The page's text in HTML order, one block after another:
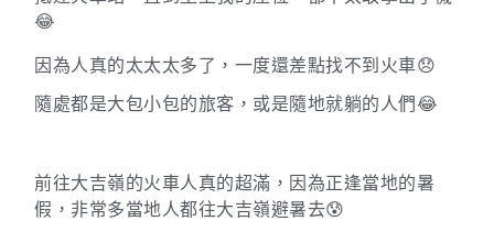
😂
因為人真的太太太多了，一度還差點找不到火車😞
隨處都是大包小包的旅客，或是隨地就躺的人們😂
前往大吉嶺的火車人真的超滿，因為正逢當地的暑
假，非常多當地人都往大吉嶺避暑去😰